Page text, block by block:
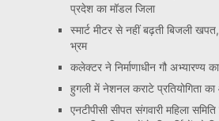
प्रदेश का मॉडल जिला
स्मार्ट मीटर से नहीं बढ़ती बिजली
भ्रम
कलेक्टर ने निर्माणाधीन गौ अभ्यारण्य का
हुगली में नेशनल कराटे प्रतियोगिता
एनटीपीसी सीपत संगवारी महिला